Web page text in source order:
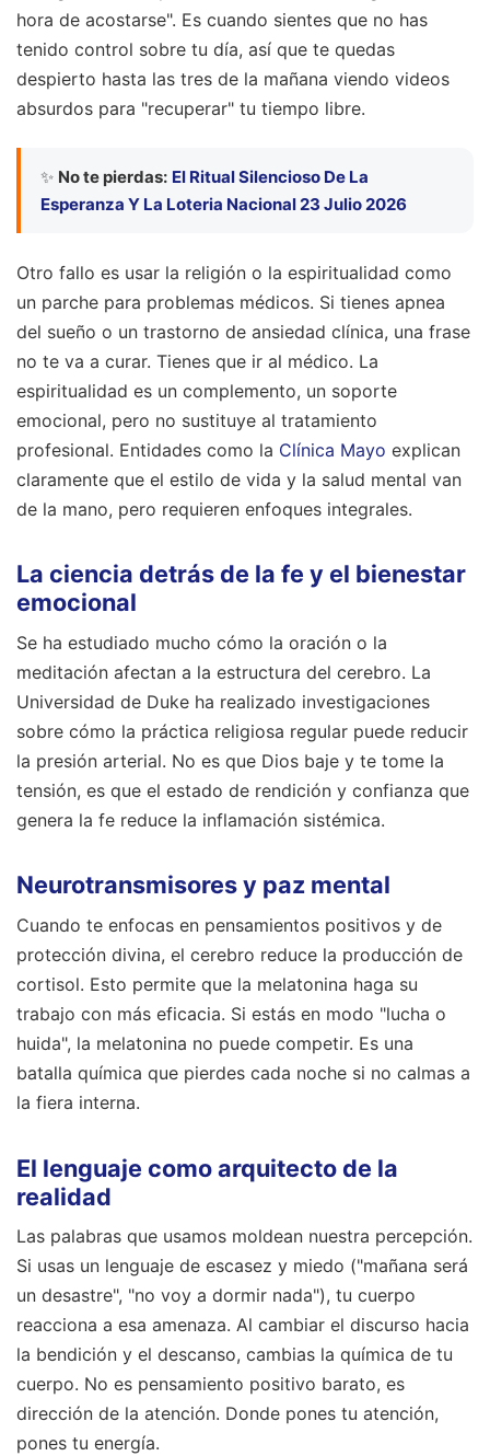
hora de acostarse". Es cuando sientes que no has
tenido control sobre tu día, así que te quedas
despierto hasta las tres de la mañana viendo videos
absurdos para "recuperar" tu tiempo libre.
✨ No te pierdas: El Ritual Silencioso De La
Esperanza Y La Loteria Nacional 23 Julio 2026
Otro fallo es usar la religión o la espiritualidad como
un parche para problemas médicos. Si tienes apnea
del sueño o un trastorno de ansiedad clínica, una frase
no te va a curar. Tienes que ir al médico. La
espiritualidad es un complemento, un soporte
emocional, pero no sustituye al tratamiento
profesional. Entidades como la Clínica Mayo explican
claramente que el estilo de vida y la salud mental van
de la mano, pero requieren enfoques integrales.
La ciencia detrás de la fe y el bienestar
emocional
Se ha estudiado mucho cómo la oración o la
meditación afectan a la estructura del cerebro. La
Universidad de Duke ha realizado investigaciones
sobre cómo la práctica religiosa regular puede reducir
la presión arterial. No es que Dios baje y te tome la
tensión, es que el estado de rendición y confianza que
genera la fe reduce la inflamación sistémica.
Neurotransmisores y paz mental
Cuando te enfocas en pensamientos positivos y de
protección divina, el cerebro reduce la producción de
cortisol. Esto permite que la melatonina haga su
trabajo con más eficacia. Si estás en modo "lucha o
huida", la melatonina no puede competir. Es una
batalla química que pierdes cada noche si no calmas a
la fiera interna.
El lenguaje como arquitecto de la
realidad
Las palabras que usamos moldean nuestra percepción.
Si usas un lenguaje de escasez y miedo ("mañana será
un desastre", "no voy a dormir nada"), tu cuerpo
reacciona a esa amenaza. Al cambiar el discurso hacia
la bendición y el descanso, cambias la química de tu
cuerpo. No es pensamiento positivo barato, es
dirección de la atención. Donde pones tu atención,
pones tu energía.